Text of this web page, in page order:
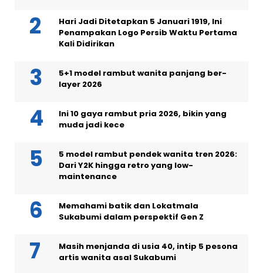
Hari Jadi Ditetapkan 5 Januari 1919, Ini
Penampakan Logo Persib Waktu Pertama
Kali Didirikan
5+1 model rambut wanita panjang ber-
layer 2026
Ini 10 gaya rambut pria 2026, bikin yang
muda jadi kece
5 model rambut pendek wanita tren 2026:
Dari Y2K hingga retro yang low-
maintenance
Memahami batik dan Lokatmala
Sukabumi dalam perspektif Gen Z
Masih menjanda di usia 40, intip 5 pesona
artis wanita asal Sukabumi